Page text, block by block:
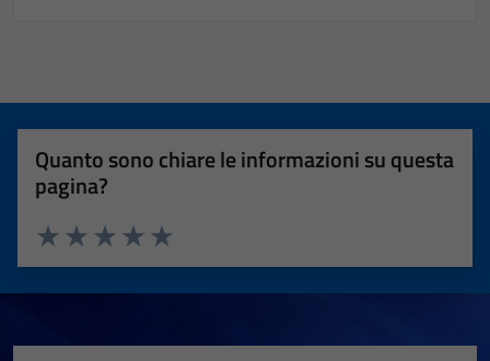
Quanto sono chiare le informazioni su questa
pagina?
Valuta 5 stelle su 5
Valuta 4 stelle su 5
Valuta 3 stelle su 5
Valuta 2 stelle su 5
Valuta 1 stelle su 5